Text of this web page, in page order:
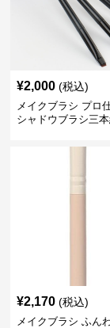
¥2,000 (税込)
メイクブラシ プロ
シャドウブラシ三本
¥2,170 (税込)
メイクブラシ ふん